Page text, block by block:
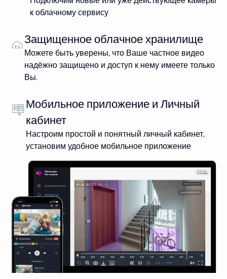
к облачному сервису
Защищенное облачное хранилище
Можете быть уверены, что Ваше частное видео
надёжно защищено и доступ к нему имеете только
Вы.
Мобильное приложение и Личный
кабинет
Настроим простой и понятный личный кабинет,
установим удобное мобильное приложение